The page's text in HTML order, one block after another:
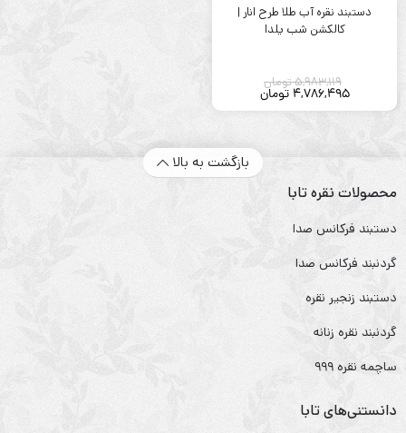
دستبند نقره آب طلا طرح انار |
کالکشن شب یلدا
5,983,119تومان
4,786,495 تومان
بازگشت به بالا
محصولات نقره تابا
دستبند فرکانس صدا
گردنبند فرکانس صدا
دستبند زنجیر نقره
گردنبند نقره زنانه
ساچمه نقره ۹۹۹
دانستنی‌های تابا